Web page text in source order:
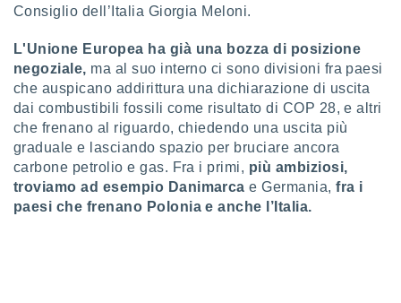
" o
cookie
sito
il
dei
Consiglio dell’Italia Giorgia Meloni.
L'Unione Europea ha già una bozza di posizione
negoziale, ma al suo interno ci sono divisioni fra paesi
che auspicano addirittura una dichiarazione di uscita
dai combustibili fossili come risultato di COP 28, e altri
che frenano al riguardo, chiedendo una uscita più
graduale e lasciando spazio per bruciare ancora
carbone petrolio e gas. Fra i primi, più ambiziosi,
troviamo ad esempio Danimarcae Germania,fra i
paesi che frenano Polonia e anche l’Italia.